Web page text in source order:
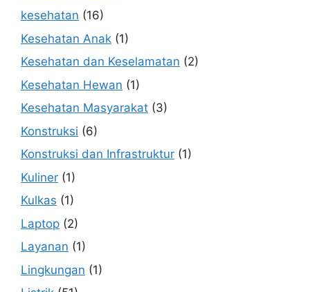
kesehatan (16)
Kesehatan Anak (1)
Kesehatan dan Keselamatan (2)
Kesehatan Hewan (1)
Kesehatan Masyarakat (3)
Konstruksi (6)
Konstruksi dan Infrastruktur (1)
Kuliner (1)
Kulkas (1)
Laptop (2)
Layanan (1)
Lingkungan (1)